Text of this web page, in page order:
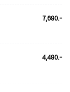
7,690.-
4,490.-